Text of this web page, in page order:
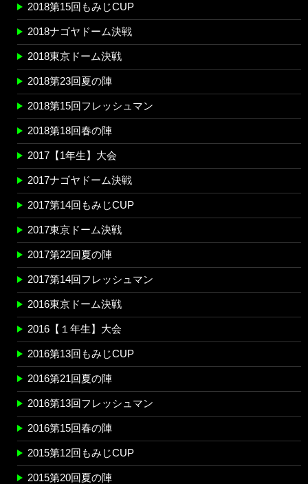
2018第15回もみじCUP
2018ナゴヤドーム決戦
2018東京ドーム決戦
2018第23回夏の陣
2018第15回フレッシュマン
2018第18回春の陣
2017【1年生】大会
2017ナゴヤドーム決戦
2017第14回もみじCUP
2017東京ドーム決戦
2017第22回夏の陣
2017第14回フレッシュマン
2016東京ドーム決戦
2016【１年生】大会
2016第13回もみじCUP
2016第21回夏の陣
2016第13回フレッシュマン
2016第15回春の陣
2015第12回もみじCUP
2015第20回夏の陣